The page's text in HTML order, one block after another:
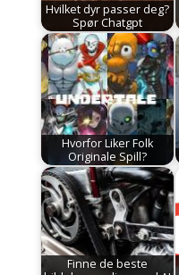
Hvilket dyr passer deg?
Spør Chatgpt
Hvorfor Liker Folk
Originale Spill?
Finne de beste